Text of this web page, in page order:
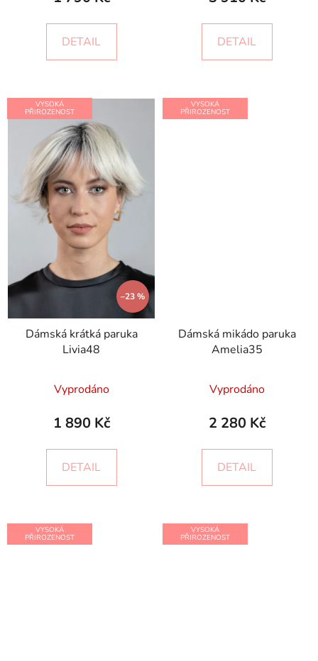
DETAIL DETAIL
VYSOKÁ
PŘIROZENOST
–23 %
Dámská krátká paruka
Livia48
Vyprodáno
1 890 Kč
DETAIL
VYSOKÁ
PŘIROZENOST
Dámská mikádo paruka
Amelia35
Vyprodáno
2 280 Kč
DETAIL
VYSOKÁ
PŘIROZENOST
VYSOKÁ
PŘIROZENOST